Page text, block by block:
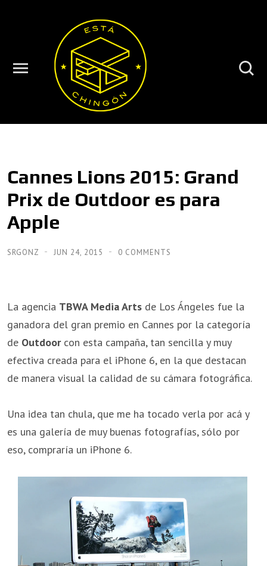
Cannes Lions 2015: Grand
Prix de Outdoor es para
Apple
SRGONZ JUN 24, 2015 0 COMMENTS
La agencia TBWA Media Arts de Los Ángeles fue la
ganadora del gran premio en Cannes por la categoría
de Outdoorcon esta campaña, tan sencilla y muy
efectiva creada para el iPhone 6, en la que destacan
de manera visual la calidad de su cámara fotográfica.
Una idea tan chula, que me ha tocado verla por acá y
es una galería de muy buenas fotografías, sólo por
eso, compraría un iPhone 6.